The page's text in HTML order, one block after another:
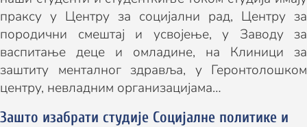
праксу у Центру за социјални рад, Центру за
породични смештај и усвојење, у Заводу за
васпитање деце и омладине, на Клиници за
заштиту менталног здравља, у Геронтолошком
центру, невладним организацијама…
Зашто изабрати студије Социјалне политике и